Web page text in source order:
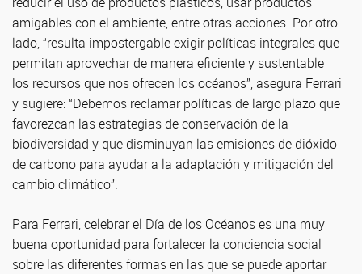
amigables con el ambiente, entre otras acciones. Por otro
lado, “resulta impostergable exigir políticas integrales que
permitan aprovechar de manera eficiente y sustentable
los recursos que nos ofrecen los océanos”, asegura Ferrari
y sugiere: “Debemos reclamar políticas de largo plazo que
favorezcan las estrategias de conservación de la
biodiversidad y que disminuyan las emisiones de dióxido
de carbono para ayudar a la adaptación y mitigación del
cambio climático”.
Para Ferrari, celebrar el Día de los Océanos es una muy
buena oportunidad para fortalecer la conciencia social
sobre las diferentes formas en las que se puede aportar